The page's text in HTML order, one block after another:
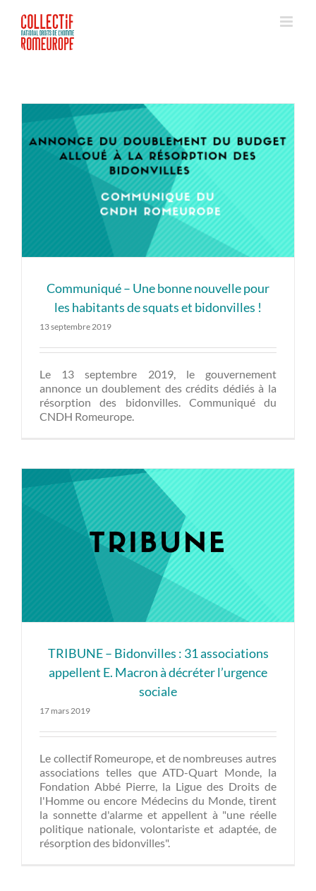
contenu
Communiqué – Une bonne nouvelle pour
les habitants de squats et bidonvilles !
13 septembre 2019
Le 13 septembre 2019, le gouvernement
annonce un doublement des crédits dédiés à la
résorption des bidonvilles. Communiqué du
CNDH Romeurope.
TRIBUNE – Bidonvilles : 31 associations
appellent E. Macron à décréter l’urgence
sociale
17 mars 2019
Le collectif Romeurope, et de nombreuses autres
associations telles que ATD-Quart Monde, la
Fondation Abbé Pierre, la Ligue des Droits de
l'Homme ou encore Médecins du Monde, tirent
la sonnette d'alarme et appellent à "une réelle
politique nationale, volontariste et adaptée, de
résorption des bidonvilles".